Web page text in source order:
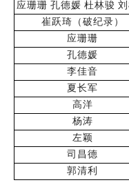
应珊珊 孔德媛 杜林骏
崔跃琦（破纪录）
应珊珊
孔德媛
李佳音
夏长军
高洋
杨涛
左颖
司昌德
郭清利